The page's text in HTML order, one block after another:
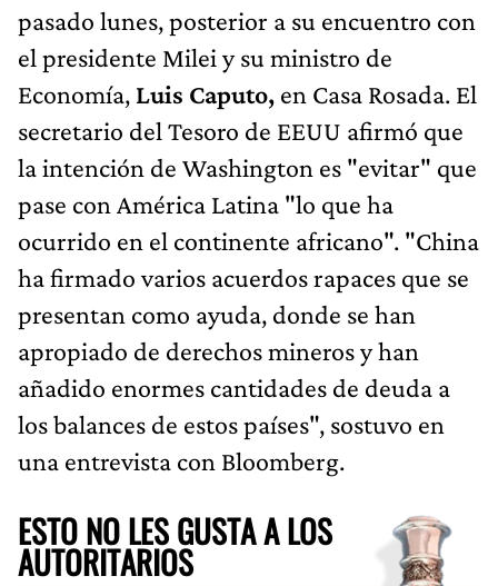
pasado lunes, posterior a su encuentro con
el presidente Milei y su ministro de
Economía, Luis Caputo, en Casa Rosada. El
secretario del Tesoro de EEUU afirmó que
la intención de Washington es "evitar" que
pase con América Latina "lo que ha
ocurrido en el continente africano". "China
ha firmado varios acuerdos rapaces que se
presentan como ayuda, donde se han
apropiado de derechos mineros y han
añadido enormes cantidades de deuda a
los balances de estos países", sostuvo en
una entrevista con Bloomberg.
ESTO NO LES GUSTA A LOS
AUTORITARIOS